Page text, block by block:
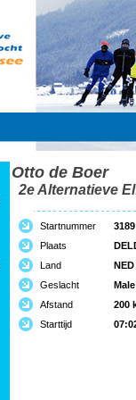
Otto de Boer
2e Alternatieve
Startnummer
3189
Plaats
Land
NED
Geslacht
Male
Afstand
200
Starttijd